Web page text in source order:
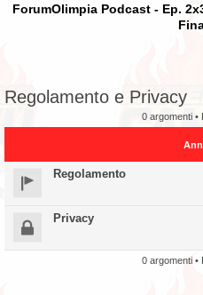
ForumOlimpia Podcast - Ep.
Regolamento e Privacy
0 argomenti •
Regolamento
Privacy
0 argomenti •